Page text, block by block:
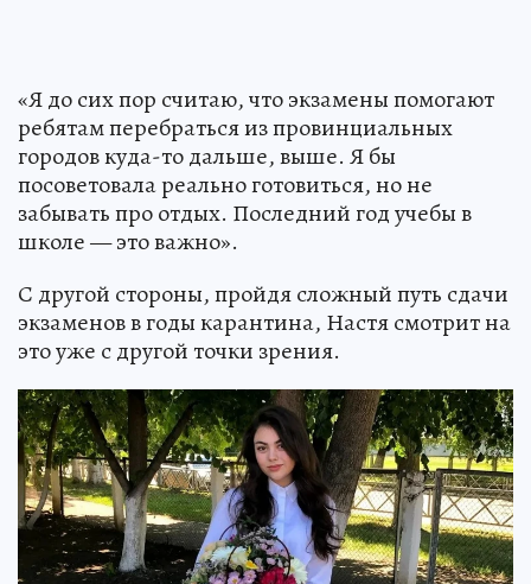
«Я до сих пор считаю, что экзамены помогают
ребятам перебраться из провинциальных
городов куда-то дальше, выше. Я бы
посоветовала реально готовиться, но не
забывать про отдых. Последний год учебы в
школе — это важно».
С другой стороны, пройдя сложный путь сдачи
экзаменов в годы карантина, Настя смотрит на
это уже с другой точки зрения.